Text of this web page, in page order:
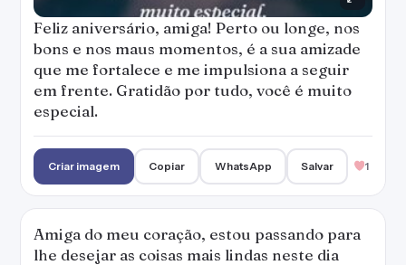
Feliz aniversário, amiga! Perto ou longe, nos
bons e nos maus momentos, é a sua amizade
que me fortalece e me impulsiona a seguir
em frente. Gratidão por tudo, você é muito
especial.
Criar imagem Copiar WhatsApp Salvar 1
Amiga do meu coração, estou passando para
lhe desejar as coisas mais lindas neste dia